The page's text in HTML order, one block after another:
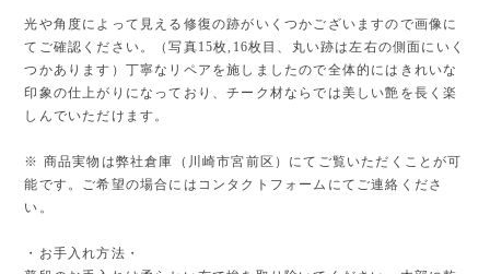
光や角度によって見える修復の跡がいくつかございますので画像に
てご確認ください。（写真15枚,16枚目、丸い跡は左右の側面にいく
つかあります）丁寧なリペアを施しましたので全体的にはきれいな
印象の仕上がりになっており、チーク材ならでは美しい艶を長く楽
しんでいただけます。
※ 商品実物は弊社倉庫（川崎市宮前区）にてご覧いただくことが可
能です。ご希望の場合にはコンタクトフォームにてご連絡くださ
い。
・お手入れ方法・